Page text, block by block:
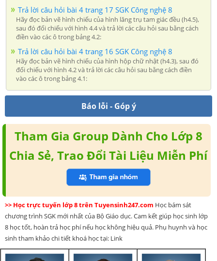
Trả lời câu hỏi bài 4 trang 17 SGK Công nghệ 8
Hãy đọc bản vẽ hình chiếu của hình lăng trụ tam giác đều (h4.5),
sau đó đối chiếu với hình 4.4 và trả lời các câu hỏi sau bằng cách
điền vào các ô trong bảng 4.2:
Trả lời câu hỏi bài 4 trang 16 SGK Công nghệ 8
Hãy đọc bản vẽ hình chiếu của hình hộp chữ nhật (h4.3), sau đó
đối chiếu với hình 4.2 và trả lời các câu hỏi sau bằng cách điền
vào các ô trong bảng 4.1:
Báo lỗi - Góp ý
Tham Gia Group Dành Cho Lớp 8
Chia Sẻ, Trao Đổi Tài Liệu Miễn Phí
>> Học trực tuyến lớp 8 trên Tuyensinh247.com Học bám sát
chương trình SGK mới nhất của Bộ Giáo dục. Cam kết giúp học sinh lớp
8 học tốt, hoàn trả học phí nếu học không hiệu quả. Phụ huynh và học
sinh tham khảo chi tiết khoá học tại: Link